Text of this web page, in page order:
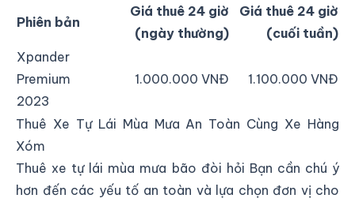
Phiên bản
Giá thuê 24 giờ
(ngày thường)
Giá thuê 24 giờ
(cuối tuần)
Xpander
Premium
2023
1.000.000 VNĐ 1.100.000 VNĐ
Thuê Xe Tự Lái Mùa Mưa An Toàn Cùng Xe Hàng
Xóm
Thuê xe tự lái mùa mưa bão đòi hỏi Bạn cần chú ý
hơn đến các yếu tố an toàn và lựa chọn đơn vị cho